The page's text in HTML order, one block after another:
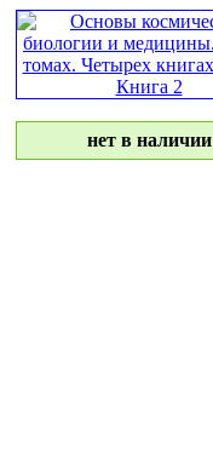
нет в наличии